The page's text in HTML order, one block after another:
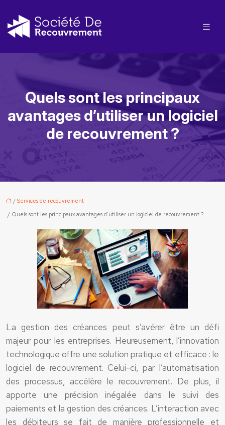
Quels sont les principaux
avantages d’utiliser un logiciel
de recouvrement ?
/ Services de recouvrement
/ Quels sont les principaux avantages d’utiliser un logiciel de recouvrement ?
La gestion des créances peut s’avérer être un défi
majeur pour les entreprises. Heureusement, l’innovation
technologique offre une solution pratique et efficace : le
logiciel de recouvrement. Celui-ci, par l’automatisation
des processus, accélère le recouvrement. De plus, il
apporte une précision inégalée dans le suivi des
paiements et la gestion des créances. L’interaction avec
les débiteurs se fait de manière professionnelle et